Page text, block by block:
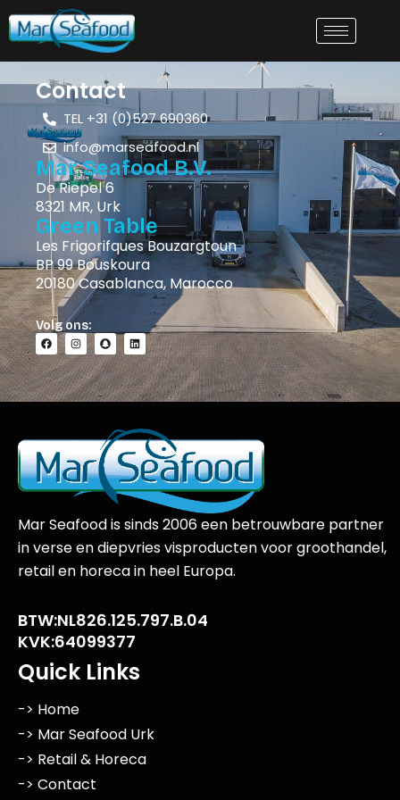
Contact
TEL +31 (0)527 690360
info@marseafood.nl
Mar Seafood B.V.
De Riepel 6
8321 MR, Urk
Green Table
Les Frigorifques Bouzargtoun
BP 99 Bouskoura
20180 Casablanca, Marocco
Volg ons:
Mar Seafood is sinds 2006 een betrouwbare partner
in verse en diepvries visproducten voor groothandel,
retail en horeca in heel Europa.
BTW:NL826.125.797.B.04
KVK:64099377
Quick Links
-> Home
-> Mar Seafood Urk
-> Retail & Horeca
-> Contact